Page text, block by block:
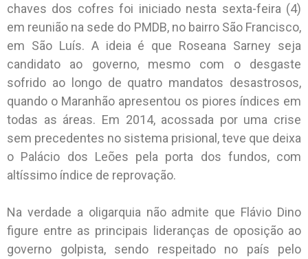
chaves dos cofres foi iniciado nesta sexta-feira (4)
em reunião na sede do PMDB, no bairro São Francisco,
em São Luís. A ideia é que Roseana Sarney seja
candidato ao governo, mesmo com o desgaste
sofrido ao longo de quatro mandatos desastrosos,
quando o Maranhão apresentou os piores índices em
todas as áreas. Em 2014, acossada por uma crise
sem precedentes no sistema prisional, teve que deixa
o Palácio dos Leões pela porta dos fundos, com
altíssimo índice de reprovação.
Na verdade a oligarquia não admite que Flávio Dino
figure entre as principais lideranças de oposição ao
governo golpista, sendo respeitado no país pelo